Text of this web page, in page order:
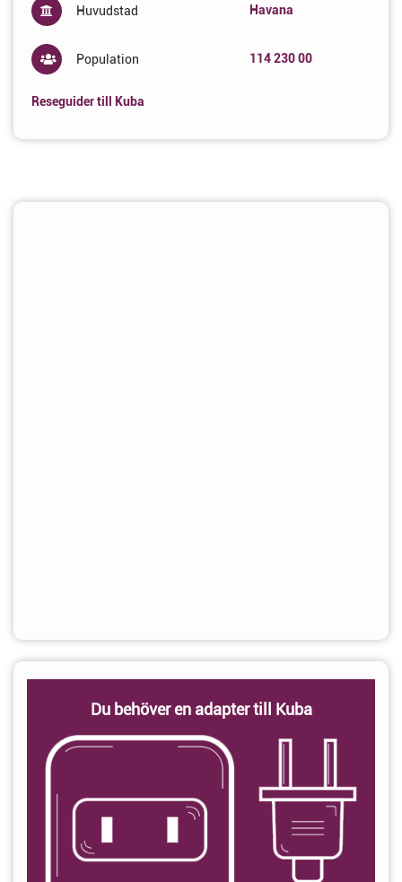
Huvudstad Havana
Population 114 230 00
Reseguider till Kuba
Du behöver en adapter till Kuba